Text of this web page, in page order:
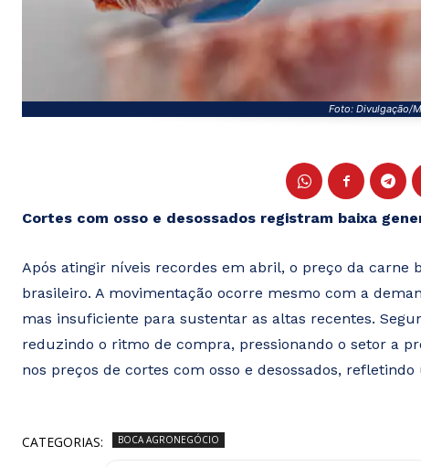
Foto: Divulgação/
Cortes com osso e desossados registram baixa
Após atingir níveis recordes em abril, o preço da carne
brasileiro. A movimentação ocorre mesmo com a
mas insuficiente para sustentar as altas recentes.
reduzindo o ritmo de compra, pressionando o setor a
nos preços de cortes com osso e desossados,
CATEGORIAS: BOCA AGRONEGÓCIO